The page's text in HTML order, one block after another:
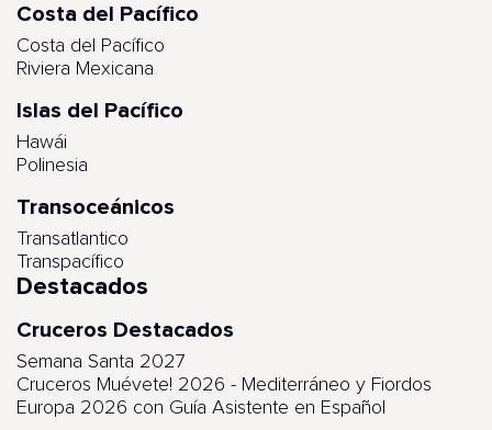
Costa del Pacífico
Costa del Pacífico
Riviera Mexicana
Islas del Pacífico
Hawái
Polinesia
Transoceánicos
Transatlantico
Transpacífico
Destacados
Cruceros Destacados
Semana Santa 2027
Cruceros Muévete! 2026 - Mediterráneo y Fiordos
Europa 2026 con Guía Asistente en Español